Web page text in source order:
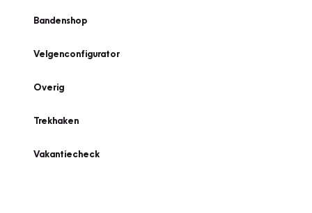
Bandenshop
Velgenconfigurator
Overig
Trekhaken
Vakantiecheck